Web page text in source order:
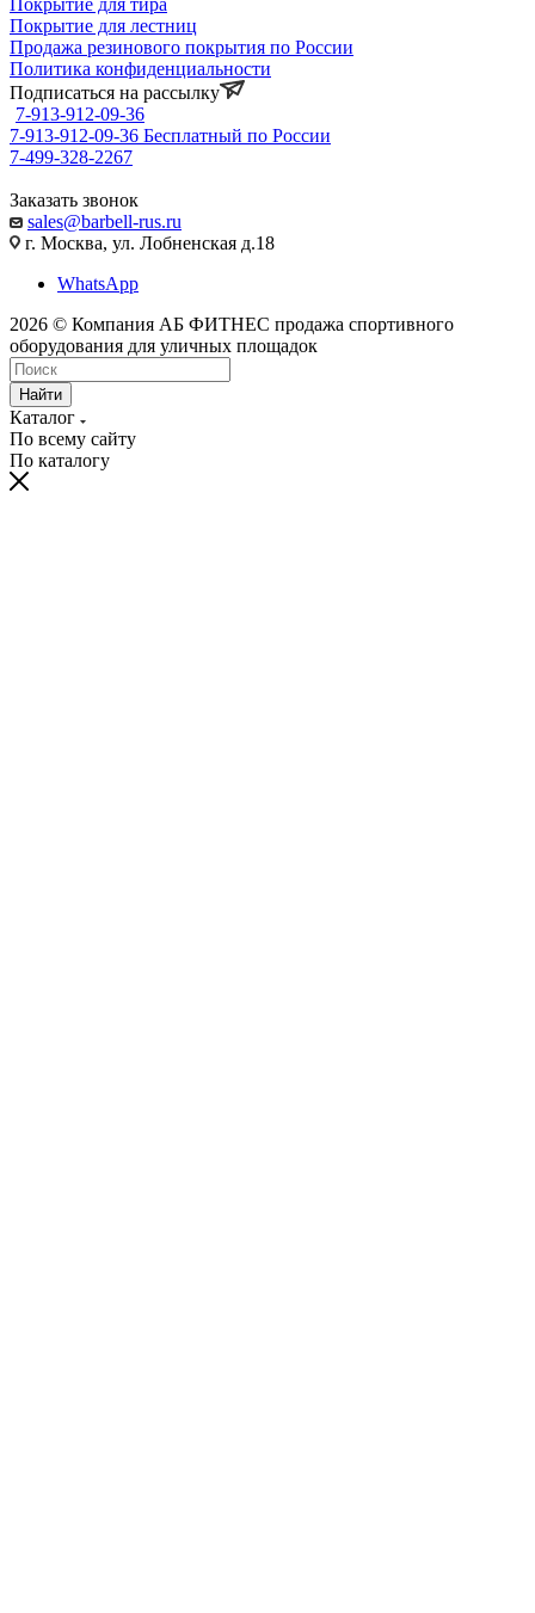
Покрытие для тира
Покрытие для лестниц
Продажа резинового покрытия по России
Политика конфиденциальности
Подписаться на рассылку
7-913-912-09-36
7-913-912-09-36 Бесплатный по России
7-499-328-2267
Заказать звонок
sales@barbell-rus.ru
г. Москва, ул. Лобненская д.18
WhatsApp
2026 © Компания АБ ФИТНЕС продажа спортивного
оборудования для уличных площадок
Найти
Каталог
По всему сайту
По каталогу